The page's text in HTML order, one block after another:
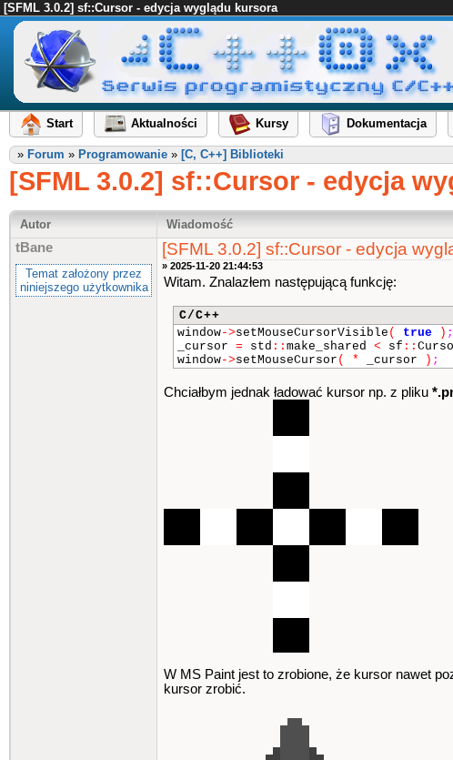
[SFML 3.0.2] sf::Cursor - edycja wyglądu kursora
Start Aktualności Kursy Dokumentacja
» Forum » Programowanie » [C, C++] Biblioteki
[SFML 3.0.2] sf::Cursor - edycja
Autor
Wiadomość
tBane
Temat założony przez
niniejszego użytkownika
[SFML 3.0.2] sf::Cursor - edycja
» 2025-11-20 21:44:53
Witam. Znalazłem następującą funkcję:
C/C++
window->setMouseCursorVisible ( true ) ;
_cursor = std :: make_shared < sf ::
window->setMouseCursor ( * _cursor ) ;
Chciałbym jednak ładować kursor np. z pliku
W MS Paint jest to zrobione, że kursor nawet
kursor zrobić.